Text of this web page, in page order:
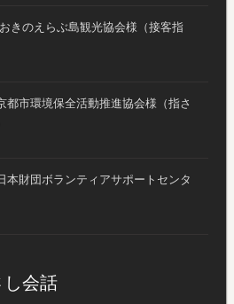
きのえらぶ島観光協会様（接客指
都市環境保全活動推進協会様（指さ
本財団ボランティアサポートセンタ
会話